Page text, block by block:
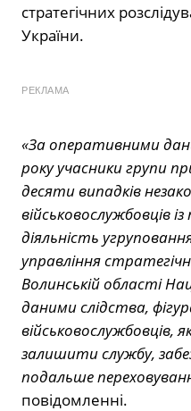
стратегічних
України.
РЕКЛАМА
«За оперативними
року учасники групи
десяти випадків
військовослужбовців із
діяльність
управління
Волинській області
даними слідства,
військовослужбовців,
залишити службу,
подальше
повідомленні.